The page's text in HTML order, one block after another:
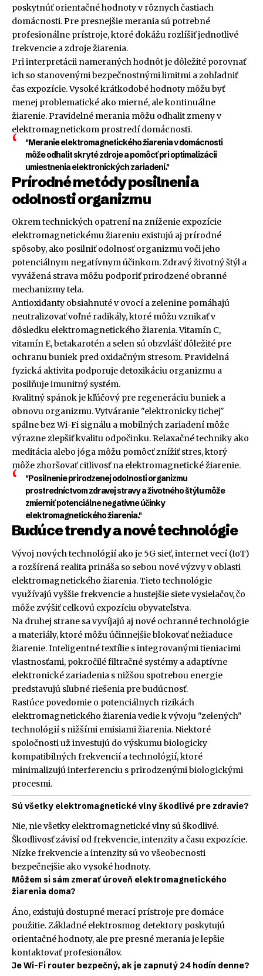
poskytnúť orientačné hodnoty v rôznych častiach
domácnosti. Pre presnejšie merania sú potrebné
profesionálne prístroje, ktoré dokážu rozlíšiť jednotlivé
frekvencie a zdroje žiarenia.
Pri interpretácii nameraných hodnôt je dôležité porovnať
ich so stanovenými bezpečnostnými limitmi a zohľadniť
čas expozície. Vysoké krátkodobé hodnoty môžu byť
menej problematické ako mierné, ale kontinuálne
žiarenie. Pravidelné merania môžu odhalit zmeny v
elektromagnetickom prostredí domácnosti.
"Meranie elektromagnetického žiarenia v domácnosti
môže odhalit skryté zdroje a pomôcť pri optimalizácii
umiestnenia elektronických zariadení."
Prírodné metódy posilnenia
odolnosti organizmu
Okrem technických opatrení na zníženie expozície
elektromagnetickému žiareniu existujú aj prírodné
spôsoby, ako posilniť odolnosť organizmu voči jeho
potenciálnym negatívnym účinkom. Zdravý životný štýl a
vyvážená strava môžu podporiť prirodzené obranné
mechanizmy tela.
Antioxidanty obsiahnuté v ovocí a zelenine pomáhajú
neutralizovať voľné radikály, ktoré môžu vznikať v
dôsledku elektromagnetického žiarenia. Vitamín C,
vitamín E, betakarotén a selen sú obzvlášť dôležité pre
ochranu buniek pred oxidačným stresom. Pravidelná
fyzická aktivita podporuje detoxikáciu organizmu a
posilňuje imunitný systém.
Kvalitný spánok je kľúčový pre regeneráciu buniek a
obnovu organizmu. Vytváranie "elektronicky tichej"
spálne bez Wi-Fi signálu a mobilných zariadení môže
výrazne zlepšiť kvalitu odpočinku. Relaxačné techniky ako
meditácia alebo jóga môžu pomôcť znížiť stres, ktorý
môže zhoršovať citlivosť na elektromagnetické žiarenie.
"Posilnenie prirodzenej odolnosti organizmu
prostredníctvom zdravej stravy a životného štýlu môže
zmierniť potenciálne negatívne účinky
elektromagnetického žiarenia."
Budúce trendy a nové technológie
Vývoj nových technológií ako je 5G sieť, internet vecí (IoT)
a rozšírená realita prináša so sebou nové výzvy v oblasti
elektromagnetického žiarenia. Tieto technológie
využívajú vyššie frekvencie a hustejšie siete vysielačov, čo
môže zvýšiť celkovú expozíciu obyvateľstva.
Na druhej strane sa vyvíjajú aj nové ochranné technológie
a materiály, ktoré môžu účinnejšie blokovať nežiaduce
žiarenie. Inteligentné textílie s integrovanými tieniacimi
vlastnosťami, pokročilé filtračné systémy a adaptívne
elektronické zariadenia s nižšou spotrebou energie
predstavujú sľubné riešenia pre budúcnosť.
Rastúce povedomie o potenciálnych rizikách
elektromagnetického žiarenia vedie k vývoju "zelených"
technológií s nižšími emisiami žiarenia. Niektoré
spoločnosti už investujú do výskumu biologicky
kompatibilných frekvencií a technológií, ktoré
minimalizujú interferenciu s prirodzenými biologickými
procesmi.
Sú všetky elektromagnetické vlny škodlivé pre zdravie?
Nie, nie všetky elektromagnetické vlny sú škodlivé.
Škodlivosť závisí od frekvencie, intenzity a času expozície.
Nízke frekvencie a intenzity sú vo všeobecnosti
bezpečnejšie ako vysoké hodnoty.
Môžem si sám zmerať úroveň elektromagnetického
žiarenia doma?
Áno, existujú dostupné merací prístroje pre domáce
použitie. Základné elektrosmog detektory poskytujú
orientačné hodnoty, ale pre presné merania je lepšie
kontaktovať profesionálov.
Je Wi-Fi router bezpečný, ak je zapnutý 24 hodín denne?